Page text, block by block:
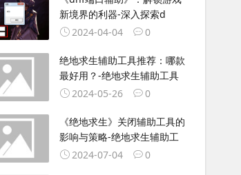
新境界的利器-深入探索d
2024-04-04
0
绝地求生辅助工具推荐：哪款
最好用？-绝地求生辅助工具
2024-05-26
0
《绝地求生》关闭辅助工具的
影响与策略-绝地求生辅助工
2024-07-04
0